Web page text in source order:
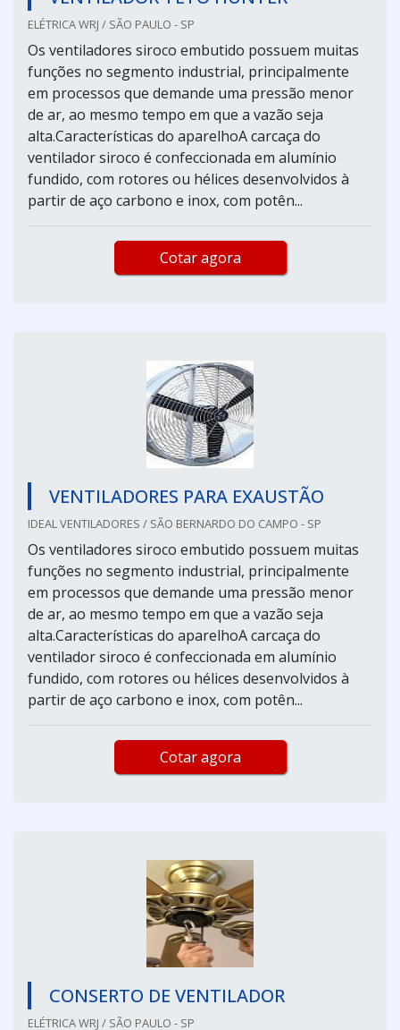
ELÉTRICA WRJ / SÃO PAULO - SP
Os ventiladores siroco embutido possuem muitas
funções no segmento industrial, principalmente
em processos que demande uma pressão menor
de ar, ao mesmo tempo em que a vazão seja
alta.Características do aparelhoA carcaça do
ventilador siroco é confeccionada em alumínio
fundido, com rotores ou hélices desenvolvidos à
partir de aço carbono e inox, com potên...
Cotar agora
VENTILADORES PARA EXAUSTÃO
IDEAL VENTILADORES / SÃO BERNARDO DO CAMPO - SP
Os ventiladores siroco embutido possuem muitas
funções no segmento industrial, principalmente
em processos que demande uma pressão menor
de ar, ao mesmo tempo em que a vazão seja
alta.Características do aparelhoA carcaça do
ventilador siroco é confeccionada em alumínio
fundido, com rotores ou hélices desenvolvidos à
partir de aço carbono e inox, com potên...
Cotar agora
CONSERTO DE VENTILADOR
ELÉTRICA WRJ / SÃO PAULO - SP